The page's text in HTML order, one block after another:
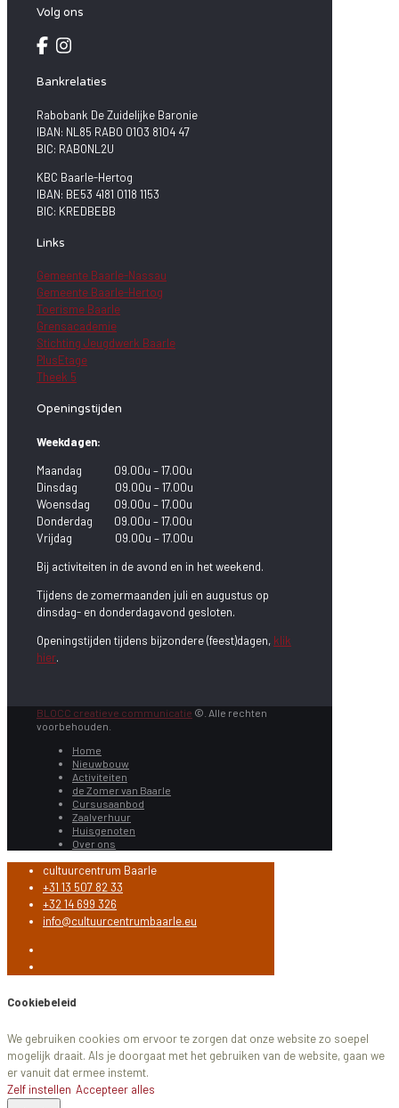
Volg ons
Bankrelaties
Rabobank De Zuidelijke Baronie
IBAN: NL85 RABO 0103 8104 47
BIC: RABONL2U
KBC Baarle-Hertog
IBAN: BE53 4181 0118 1153
BIC: KREDBEBB
Links
Gemeente Baarle-Nassau
Gemeente Baarle-Hertog
Toerisme Baarle
Grensacademie
Stichting Jeugdwerk Baarle
PlusEtage
Theek 5
Openingstijden
Weekdagen:
Maandag 09.00u – 17.00u
Dinsdag 09.00u – 17.00u
Woensdag 09.00u – 17.00u
Donderdag 09.00u – 17.00u
Vrijdag 09.00u – 17.00u
Bij activiteiten in de avond en in het weekend.
Tijdens de zomermaanden juli en augustus op
dinsdag- en donderdagavond gesloten.
Openingstijden tijdens bijzondere (feest)dagen, klik
hier.
BLOCC creatieve communicatie ©. Alle rechten
voorbehouden.
Home
Nieuwbouw
Activiteiten
de Zomer van Baarle
Cursusaanbod
Zaalverhuur
Huisgenoten
Over ons
cultuurcentrum Baarle
+31 13 507 82 33
+32 14 699 326
info@cultuurcentrumbaarle.eu
Cookiebeleid
We gebruiken cookies om ervoor te zorgen dat onze website zo soepel
mogelijk draait. Als je doorgaat met het gebruiken van de website, gaan we
er vanuit dat ermee instemt.
Zelf instellen Accepteer alles